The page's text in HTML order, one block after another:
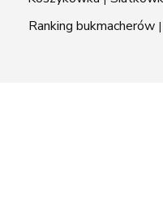
Ranking bukmacherów